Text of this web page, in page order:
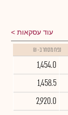
עוד עסקאות
נפח מסחר ב- ₪
1,454.0
1,458.5
2,920.0